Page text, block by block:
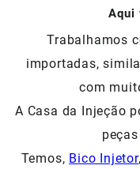
Aqui
Trabalhamos
importadas,
com
A Casa da Injeção
Temos, Bico Injetor,